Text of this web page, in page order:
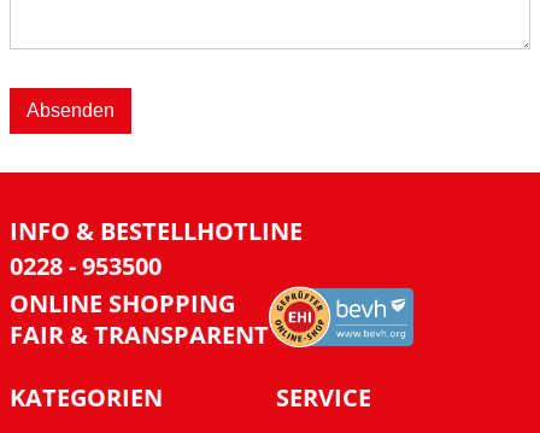
Absenden
INFO & BESTELLHOTLINE
0228 - 953500
ONLINE SHOPPING
FAIR & TRANSPARENT
KATEGORIEN
SERVICE